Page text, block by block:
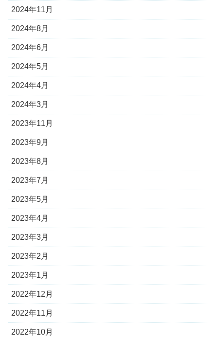
2024年11月
2024年8月
2024年6月
2024年5月
2024年4月
2024年3月
2023年11月
2023年9月
2023年8月
2023年7月
2023年5月
2023年4月
2023年3月
2023年2月
2023年1月
2022年12月
2022年11月
2022年10月